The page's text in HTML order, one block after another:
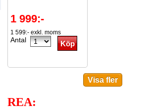
1 999:-
1 599:- exkl. moms
Antal
REA: